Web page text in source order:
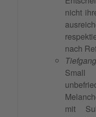
nicht
nach
mit